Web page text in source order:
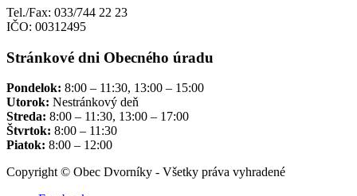
Tel./Fax: 033/744 22 23
IČO: 00312495
Stránkové dni Obecného úradu
Pondelok: 8:00 – 11:30, 13:00 – 15:00
Utorok: Nestránkový deň
Streda: 8:00 – 11:30, 13:00 – 17:00
Štvrtok: 8:00 – 11:30
Piatok: 8:00 – 12:00
Copyright © Obec Dvorníky - Všetky práva vyhradené